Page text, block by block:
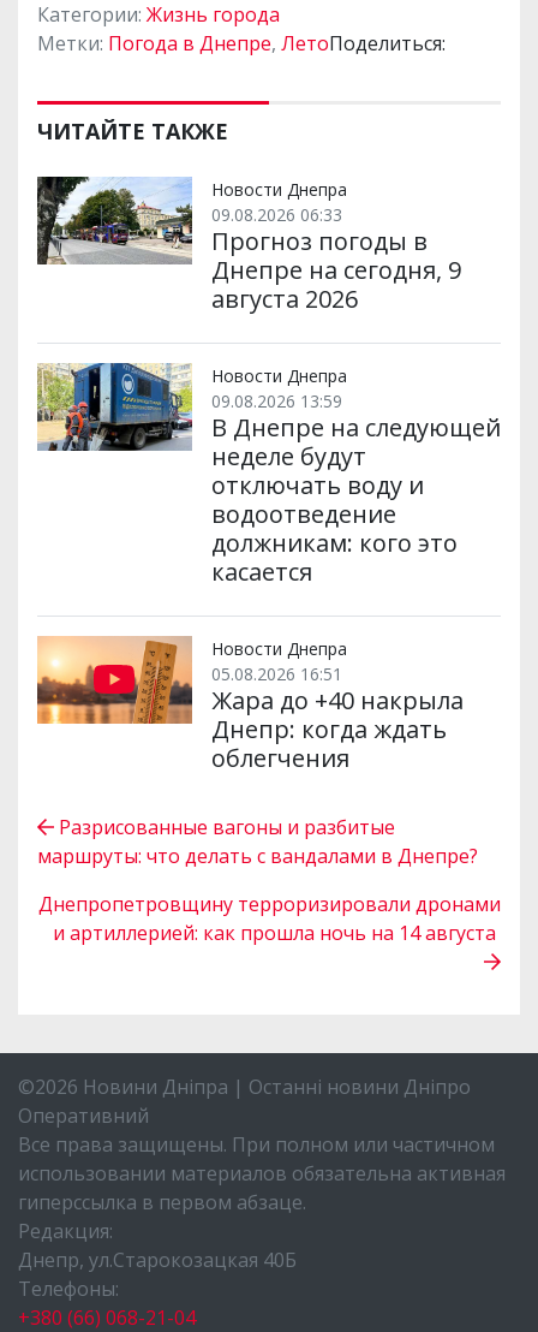
Категории: Жизнь города
Метки: Погода в Днепре, ЛетоПоделиться:
ЧИТАЙТЕ ТАКЖЕ
Новости Днепра
09.08.2026 06:33
Прогноз погоды в
Днепре на сегодня, 9
августа 2026
Новости Днепра
09.08.2026 13:59
В Днепре на следующей
неделе будут
отключать воду и
водоотведение
должникам: кого это
касается
Новости Днепра
05.08.2026 16:51
Жара до +40 накрыла
Днепр: когда ждать
облегчения
Разрисованные вагоны и разбитые
маршруты: что делать с вандалами в Днепре?
Днепропетровщину терроризировали дронами
и артиллерией: как прошла ночь на 14 августа
©2026 Новини Дніпра | Останні новини Дніпро
Оперативний
Все права защищены. При полном или частичном
использовании материалов обязательна активная
гиперссылка в первом абзаце.
Редакция:
Днепр, ул.Старокозацкая 40Б
Телефоны:
+380 (66) 068-21-04